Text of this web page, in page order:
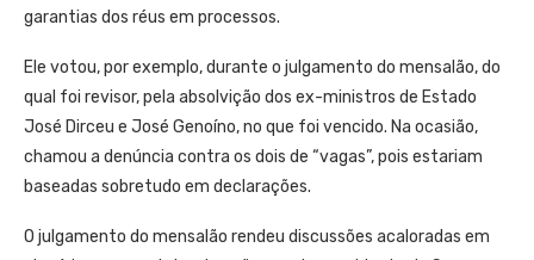
garantias dos réus em processos.
Ele votou, por exemplo, durante o julgamento do mensalão, do
qual foi revisor, pela absolvição dos ex-ministros de Estado
José Dirceu e José Genoíno, no que foi vencido. Na ocasião,
chamou a denúncia contra os dois de “vagas”, pois estariam
baseadas sobretudo em declarações.
O julgamento do mensalão rendeu discussões acaloradas em